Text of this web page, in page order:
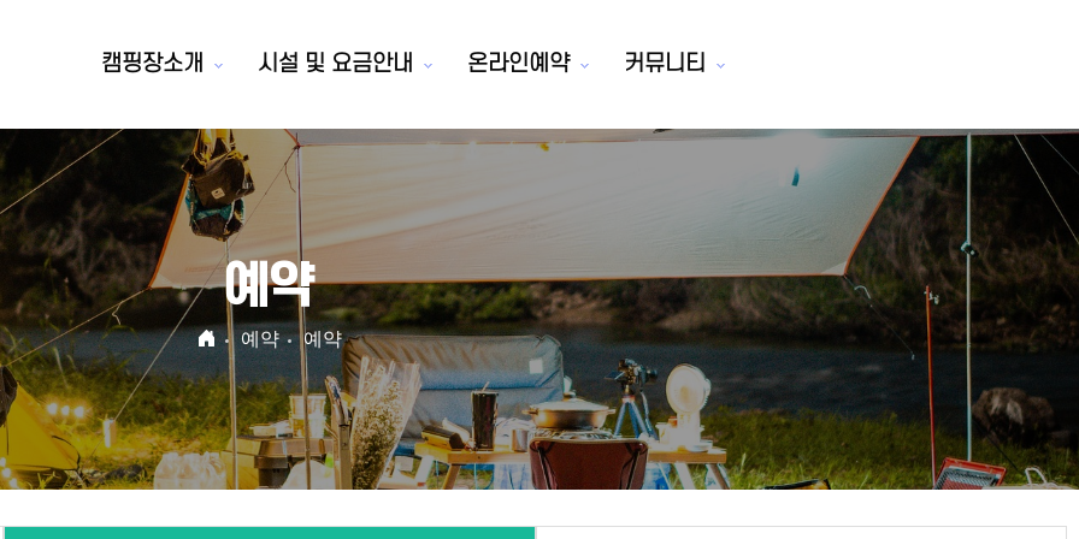
캠핑장소개 시설 및 요금안내 온라인예약 커뮤니티
예약
예약 예약